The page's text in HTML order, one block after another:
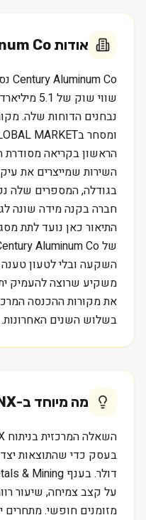
אודות Co
שווי שוק
הראשון בקריאה מסודרת
השירות שמייצרים את
בגודלה, המספרים שלה
התיאור כאן נועד לתת
השקעה ובלי לטעון
משקיע שרוצה להעמיק
את מקורות ההכנסה
בשלוש השנים האחרונות.
מה מיוחד ב-
על קצב צמיחה, שיעור
מזומנים חופשי.